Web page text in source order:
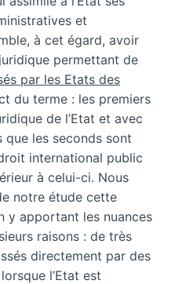
et
à cet égard, avoir
permettant de
par les Etats des
du terme : les premiers
de l’Etat et avec
que les seconds sont
international public
à celui-ci. Nous
notre étude cette
y apportant les nuances
raisons : de très
directement par des
l’Etat est